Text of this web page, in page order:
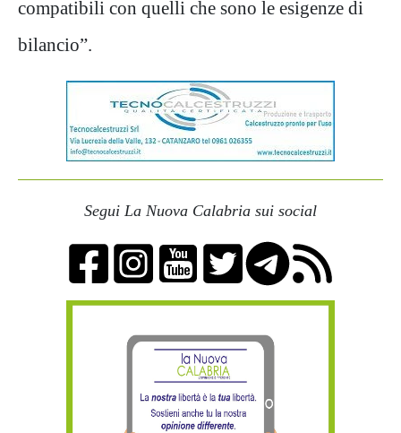
compatibili con quelli che sono le esigenze di
bilancio”.
Segui La Nuova Calabria sui social